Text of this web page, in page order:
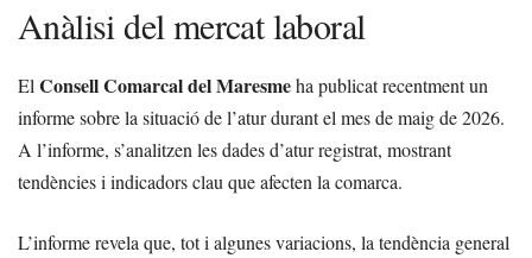
Anàlisi del mercat laboral
El Consell Comarcal del Maresmeha publicat recentment un
informe sobre la situació de l’atur durant el mes de maig de 2026.
A l’informe, s’analitzen les dades d’atur registrat, mostrant
tendències i indicadors clau que afecten la comarca.
L’informe revela que, tot i algunes variacions, la tendència general